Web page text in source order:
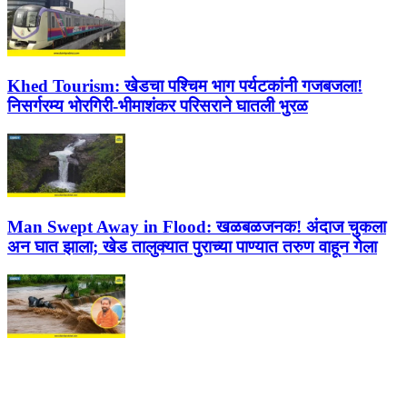
Khed Tourism: खेडचा पश्चिम भाग पर्यटकांनी गजबजला!
निसर्गरम्य भोरगिरी-भीमाशंकर परिसराने घातली भुरळ
Man Swept Away in Flood: खळबळजनक! अंदाज चुकला
अन घात झाला; खेड तालुक्यात पुराच्या पाण्यात तरुण वाहून गेला